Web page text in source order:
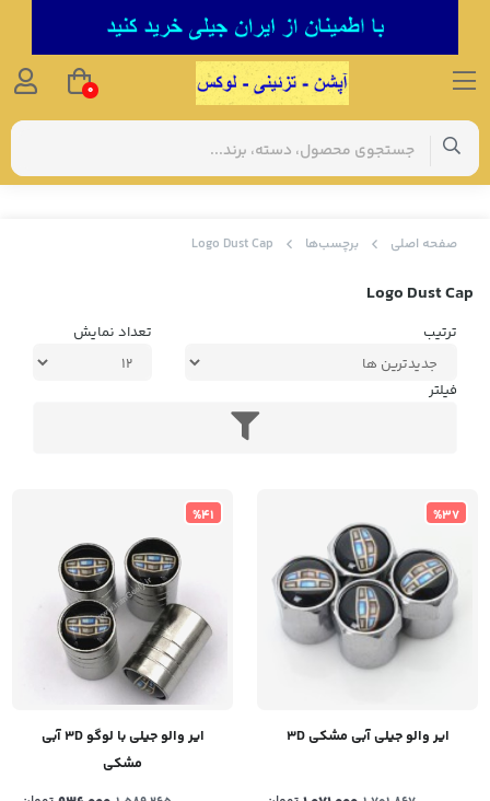
صفحه اصلی برچسب‌ها Logo Dust Cap
Logo Dust Cap
ترتیب تعداد نمایش
فیلتر
%37
ایر والو جیلی آبی مشکی 3D
%41
ایر والو جیلی با لوگو 3D آبی
مشکی
0